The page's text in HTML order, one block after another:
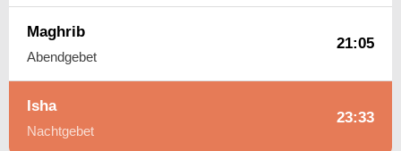
Maghrib
Abendgebet
21:05
Isha
Nachtgebet
23:33